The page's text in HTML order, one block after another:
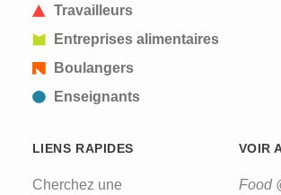
Travailleurs
Entreprises alimentaires
Boulangers
Enseignants
LIENS RAPIDES
Cherchez une
VOIR
Food